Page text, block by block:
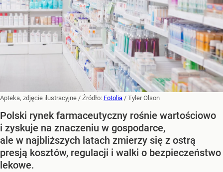
Apteka, zdjęcie ilustracyjne / Źródło: Fotolia / Tyler Olson
Polski rynek farmaceutyczny rośnie wartościowo
i zyskuje na znaczeniu w gospodarce,
ale w najbliższych latach zmierzy się z ostrą
presją kosztów, regulacji i walki o bezpieczeństwo
lekowe.